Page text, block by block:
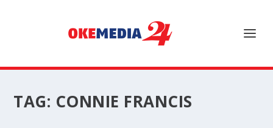
TAG: CONNIE FRANCIS